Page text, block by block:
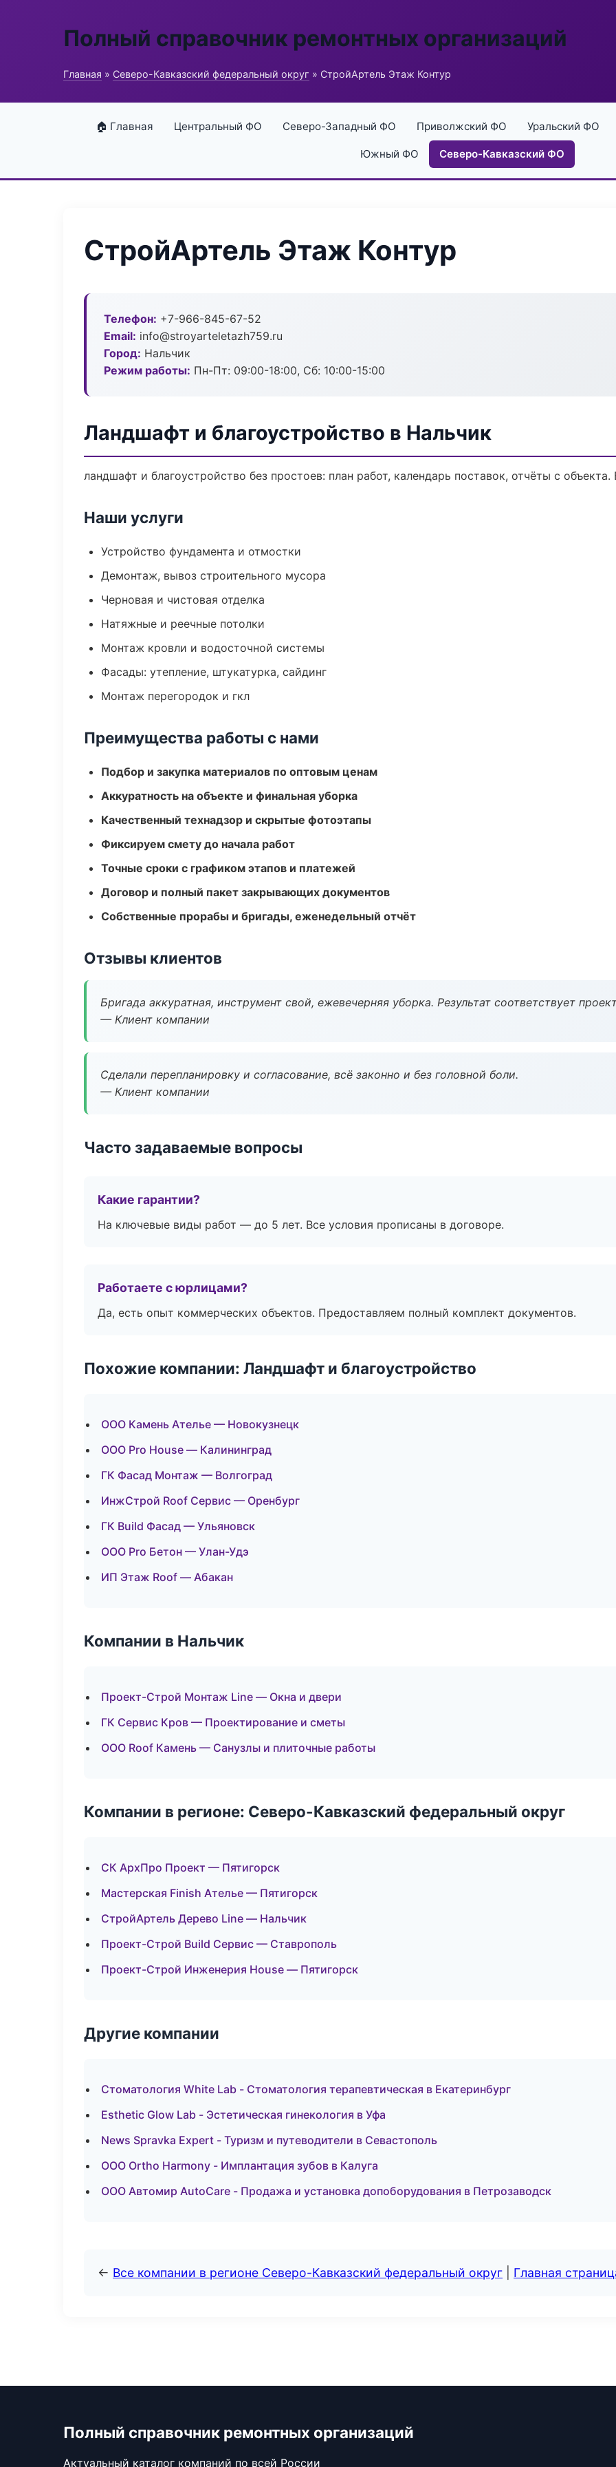
Полный справочник ремонтных организаций
Главная » Северо-Кавказский федеральный округ » СтройАртель Этаж Контур
🏠 Главная Центральный ФО Северо-Западный ФО Приволжский ФО Уральский ФО
Южный ФО Северо-Кавказский ФО
СтройАртель Этаж Контур
Телефон: +7-966-845-67-52
Email: info@stroyarteletazh759.ru
Город: Нальчик
Режим работы: Пн-Пт: 09:00-18:00, Сб: 10:00-15:00
Ландшафт и благоустройство в Нальчик
ландшафт и благоустройство без простоев: план работ, календарь поставок, отчёты с
Наши услуги
Устройство фундамента и отмостки
Демонтаж, вывоз строительного мусора
Черновая и чистовая отделка
Натяжные и реечные потолки
Монтаж кровли и водосточной системы
Фасады: утепление, штукатурка, сайдинг
Монтаж перегородок и гкл
Преимущества работы с нами
Подбор и закупка материалов по оптовым ценам
Аккуратность на объекте и финальная уборка
Качественный технадзор и скрытые фотоэтапы
Фиксируем смету до начала работ
Точные сроки с графиком этапов и платежей
Договор и полный пакет закрывающих документов
Собственные прорабы и бригады, еженедельный отчёт
Отзывы клиентов
Бригада аккуратная, инструмент свой, ежевечерняя уборка. Результат соответствует
— Клиент компании
Сделали перепланировку и согласование, всё законно и без головной боли.
— Клиент компании
Часто задаваемые вопросы
Какие гарантии?
На ключевые виды работ — до 5 лет. Все условия прописаны в договоре.
Работаете с юрлицами?
Да, есть опыт коммерческих объектов. Предоставляем полный комплект документов.
Похожие компании: Ландшафт и благоустройство
ООО Камень Ателье — Новокузнецк
ООО Pro House — Калининград
ГК Фасад Монтаж — Волгоград
ИнжСтрой Roof Сервис — Оренбург
ГК Build Фасад — Ульяновск
ООО Pro Бетон — Улан-Удэ
ИП Этаж Roof — Абакан
Компании в Нальчик
Проект-Строй Монтаж Line — Окна и двери
ГК Сервис Кров — Проектирование и сметы
ООО Roof Камень — Санузлы и плиточные работы
Компании в регионе: Северо-Кавказский федеральный округ
СК АрхПро Проект — Пятигорск
Мастерская Finish Ателье — Пятигорск
СтройАртель Дерево Line — Нальчик
Проект-Строй Build Сервис — Ставрополь
Проект-Строй Инженерия House — Пятигорск
Другие компании
Стоматология White Lab - Стоматология терапевтическая в Екатеринбург
Esthetic Glow Lab - Эстетическая гинекология в Уфа
News Spravka Expert - Туризм и путеводители в Севастополь
ООО Ortho Harmony - Имплантация зубов в Калуга
ООО Автомир AutoCare - Продажа и установка допоборудования в Петрозаводск
← Все компании в регионе Северо-Кавказский федеральный округ Главная
Полный справочник ремонтных организаций
Актуальный каталог компаний по всей России